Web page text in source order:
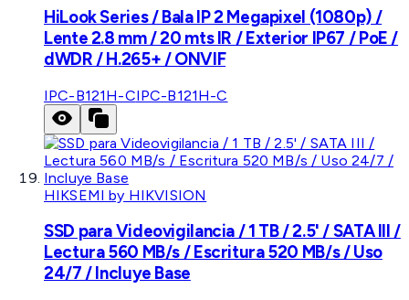
HiLook Series / Bala IP 2 Megapixel (1080p) /
Lente 2.8 mm / 20 mts IR / Exterior IP67 / PoE /
dWDR / H.265+ / ONVIF
IPC-B121H-CIPC-B121H-C
HIKSEMI by HIKVISION
SSD para Videovigilancia / 1 TB / 2.5' / SATA III /
Lectura 560 MB/s / Escritura 520 MB/s / Uso
24/7 / Incluye Base